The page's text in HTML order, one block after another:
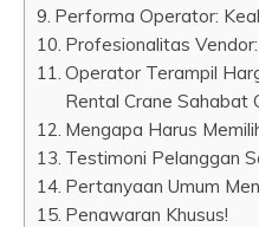
Performa Operator:
Profesionalitas
Operator Terampil
Rental Crane Sahabat
Mengapa Harus
Testimoni Pelanggan
Pertanyaan Umum
Penawaran Khusus!